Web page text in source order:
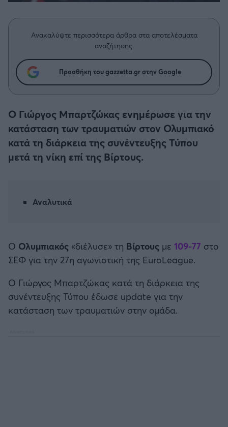
Δημήτρης Τσορμπατζόγλου
Λεβαδειακός
ΟΦΗ
Βόλος
Κηφισιά
Παναιτωλικός
Ηρακλής
Μπαρτσελόνα
Ρεάλ Μαδρίτης
Μεγάλη μου Αγάπη
Μια Ιστορία από την Πόλη
Ανακαλύψτε περισσότερα άρθρα στα αποτελέσματα
αναζήτησης.
Προσθήκη του gazzetta.gr στην Google
Ο Γιώργος Μπαρτζώκας ενημέρωσε για την
κατάσταση των τραυματιών στον Ολυμπιακό
κατά τη διάρκεια της συνέντευξης Τύπου
μετά τη νίκη επί της Βίρτους.
Αναλυτικά
Ο Ολυμπιακός «διέλυσε» τη Βίρτους με 109-77 στο
ΣΕΦ για την 27η αγωνιστική της EuroLeague.
Ο Γιώργος Μπαρτζώκας κατά τη διάρκεια της
συνέντευξης Τύπου έδωσε update για την
κατάσταση των τραυματιών στην ομάδα.